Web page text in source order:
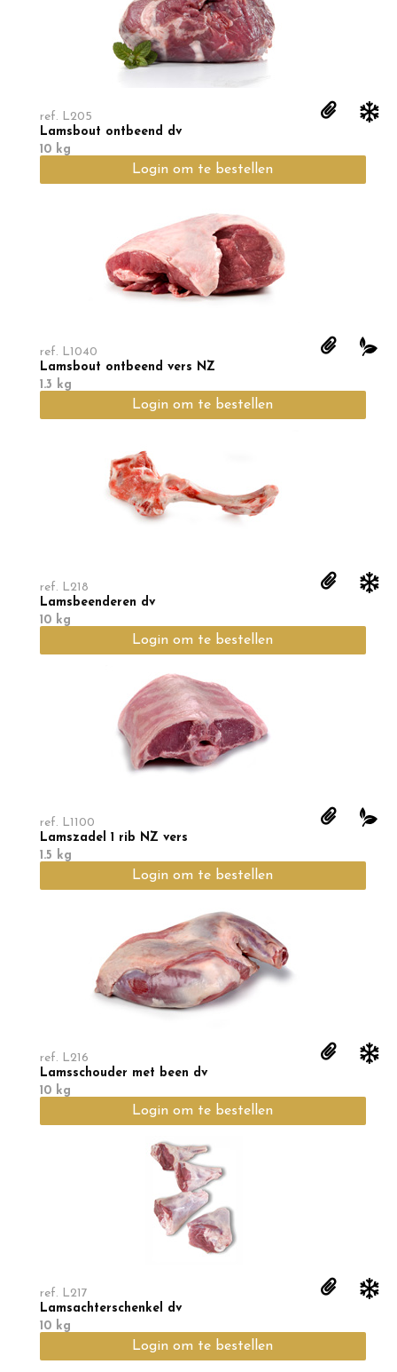
ref. L205
Lamsbout ontbeend dv
10 kg
Login om te bestellen
ref. L1040
Lamsbout ontbeend vers NZ
1.3 kg
Login om te bestellen
ref. L218
Lamsbeenderen dv
10 kg
Login om te bestellen
ref. L1100
Lamszadel 1 rib NZ vers
1.5 kg
Login om te bestellen
ref. L216
Lamsschouder met been dv
10 kg
Login om te bestellen
ref. L217
Lamsachterschenkel dv
10 kg
Login om te bestellen